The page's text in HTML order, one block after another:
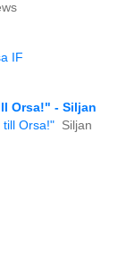
IF
Orsa!" - Siljan
till Orsa!" Siljan